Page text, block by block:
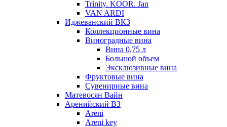
Trinity. KOOR. Jan
VAN ARDI
Иджеванский ВКЗ
Коллекционные вина
Виноградные вина
Вина 0,75 л
Большой объем
Эксклюзивные вина
Фруктовые вина
Cувенирные вина
Матевосян Вайн
Аренийский ВЗ
Areni
Areni key